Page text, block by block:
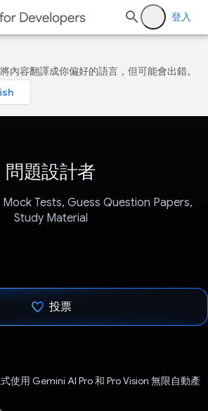
登入
內容翻譯成你偏好的語言，但可能會出錯。
問題設計者
Tests, Guess Question Papers,
Study Material
投票
使用 Gemini AI Pro 和 Pro Vision 無限自動產